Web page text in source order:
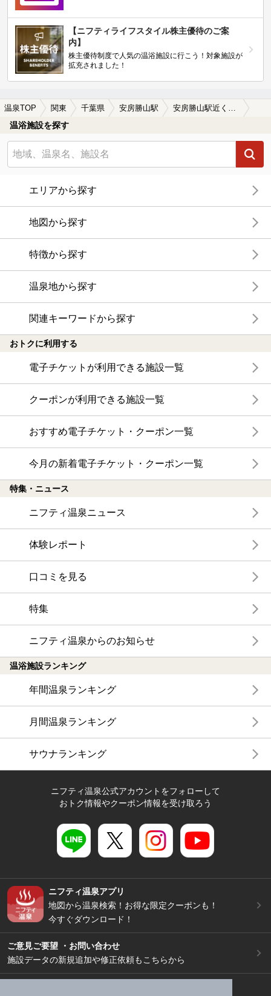
【ニフティライフスタイル株主優待のご案
内】
株主優待制度で人気の温浴施設に行こう！対象施設が
拡充されました！
温泉TOP 関東 千葉県 安房勝山駅
温浴施設を探す
エリアから探す
地図から探す
特徴から探す
温泉地から探す
関連キーワードから探す
おトクに利用する
電子チケットが利用できる施設一覧
クーポンが利用できる施設一覧
おすすめ電子チケット・クーポン一覧
今月の新着電子チケット・クーポン一覧
特集・ニュース
ニフティ温泉ニュース
体験レポート
口コミを見る
特集
ニフティ温泉からのお知らせ
温浴施設ランキング
年間温泉ランキング
月間温泉ランキング
サウナランキング
ニフティ温泉公式アカウントをフォローして
おトク情報やクーポン情報を受け取ろう
ニフティ温泉アプリ
地図から温泉検索！お得な限定クーポンも！
今すぐダウンロード！
ご意見ご要望 ・お問い合わせ
施設データの新規追加や修正依頼もこちらから